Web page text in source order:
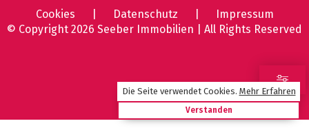
Die Seite verwendet Cookies. Mehr Erfahren
Verstanden
Cookies Datenschutz
Impressum
© Copyright 2026 Seeber Immobilien | All Rights Reserved